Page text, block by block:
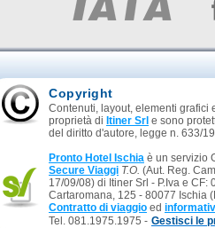
Copyright
Contenuti, layout, elementi grafici
proprietà di Itiner Srl e sono
del diritto d'autore, legge n. 633/
Pronto Hotel Ischia è un servizio
Secure Viaggi T.O. (Aut. Reg.
17/09/08) di Itiner Srl - P.Iva e
Cartaromana, 125 - 80077 Ischia
Contratto di viaggio ed
Tel. 081.1975.1975 - Gestisci le